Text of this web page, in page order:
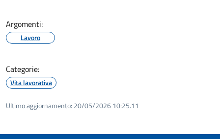
Argomenti:
Lavoro
Categorie:
Vita lavorativa
Ultimo aggiornamento: 20/05/2026 10:25.11